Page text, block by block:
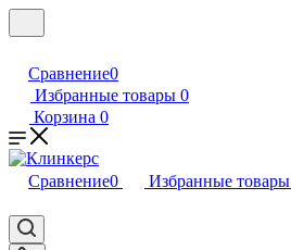
Сравнение0
Избранные товары 0
Корзина 0
Сравнение0 Избранные товары